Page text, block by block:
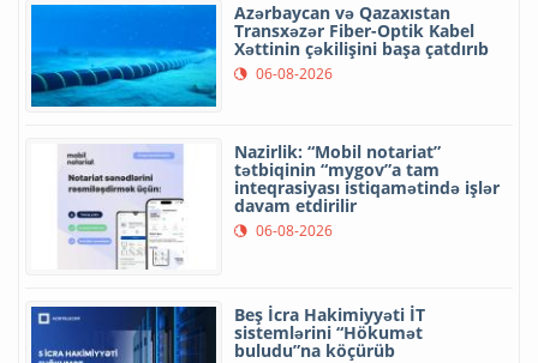
Azərbaycan və Qazaxıstan
Transxəzər Fiber-Optik Kabel
Xəttinin çəkilişini başa çatdırıb
06-08-2026
Nazirlik: “Mobil notariat”
tətbiqinin “mygov”a tam
inteqrasiyası istiqamətində işlər
davam etdirilir
06-08-2026
Beş İcra Hakimiyyəti İT
sistemlərini “Hökumət
buludu”na köçürüb